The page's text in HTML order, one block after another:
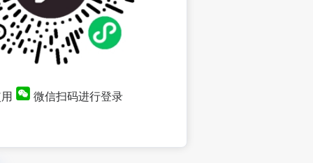
微信扫码进行登录